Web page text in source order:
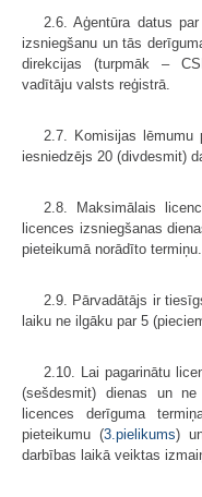
2.6. Aģentūra datus
izsniegšanu un tās
direkcijas (turpmāk –
vadītāju valsts reģistrā.
2.7. Komisijas lēmumu
iesniedzējs 20 (divdesmit)
2.8. Maksimālais
licences izsniegšanas
pieteikumā norādīto termiņu.
2.9. Pārvadātājs ir
laiku ne ilgāku par 5
2.10. Lai pagarinātu
(sešdesmit) dienas un
licences derīguma
pieteikumu (3.pielikums)
darbības laikā veiktas